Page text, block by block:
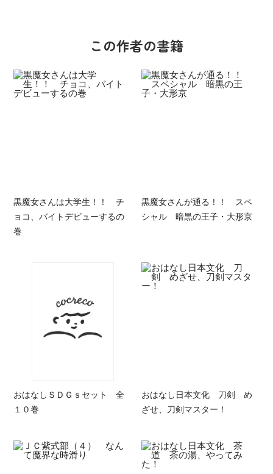
この作者の書籍
黒魔女さんは大学生！！ チ
ョコ、バイトデビューするの
巻
黒魔女さんが通る！！ スペ
シャル 暗黒の王子・大形京
おはなしＳＤＧｓセット 全
１０巻
おはなし日本文化 刀剣 め
ざせ、刀剣マスター！